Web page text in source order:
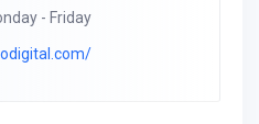
- Friday